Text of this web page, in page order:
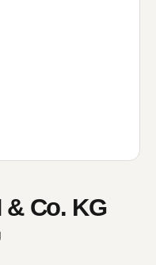
& Co. KG